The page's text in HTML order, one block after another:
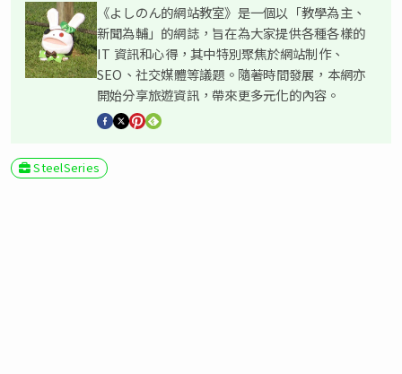
《よしのん的網站教室》是一個以「教學為主、
新聞為輔」的網誌，旨在為大家提供各種各樣的
IT 資訊和心得，其中特別聚焦於網站制作、
SEO、社交媒體等議題。隨著時間發展，本網亦
開始分享旅遊資訊，帶來更多元化的內容。
SteelSeries